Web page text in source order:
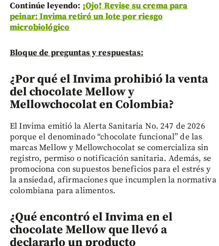
Continúe leyendo: ¡Ojo! Revise su crema para
peinar: Invima retiró un lote por riesgo
microbiológico
Bloque de preguntas y respuestas:
¿Por qué el Invima prohibió la venta
del chocolate Mellow y
Mellowchocolat en Colombia?
El Invima emitió la Alerta Sanitaria No. 247 de 2026
porque el denominado “chocolate funcional” de las
marcas Mellow y Mellowchocolat se comercializa sin
registro, permiso o notificación sanitaria. Además, se
promociona con supuestos beneficios para el estrés y
la ansiedad, afirmaciones que incumplen la normativa
colombiana para alimentos.
¿Qué encontró el Invima en el
chocolate Mellow que llevó a
declararlo un producto